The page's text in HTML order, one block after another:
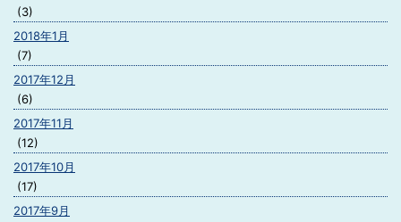
(3)
2018年1月
(7)
2017年12月
(6)
2017年11月
(12)
2017年10月
(17)
2017年9月